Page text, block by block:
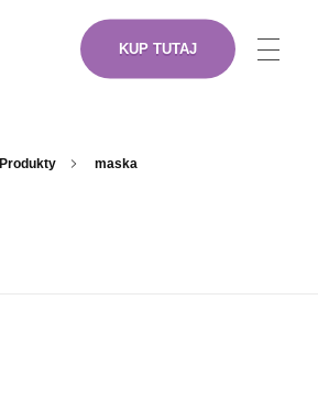
KUP TUTAJ
Produkty maska